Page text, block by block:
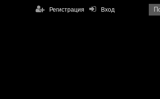
Вход
Регистрация